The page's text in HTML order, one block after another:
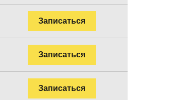
Записаться
Записаться
Записаться